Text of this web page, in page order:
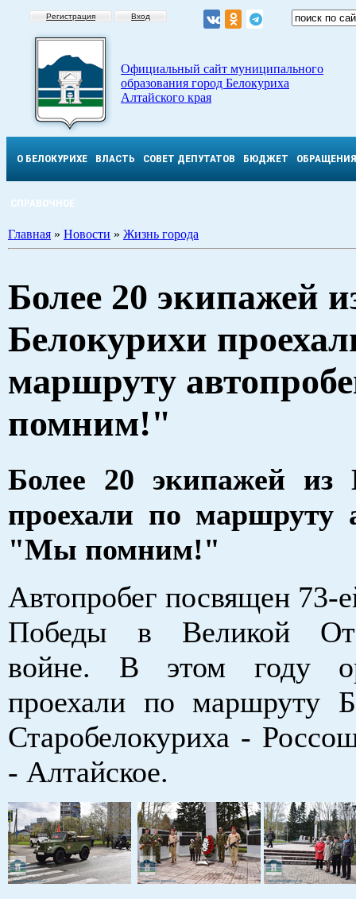
Регистрация Вход
Официальный сайт муниципального
образования город Белокуриха
Алтайского края
О БЕЛОКУРИХЕ ВЛАСТЬ СОВЕТ ДЕПУТАТОВ БЮДЖЕТ ОБРАЩЕНИЯ
СПРАВОЧНОЕ
Главная » Новости » Жизнь города
Более 20 экипажей
Белокурихи
маршруту
помним!"
Более 20 экипажей из
проехали по маршруту
"Мы помним!"
Автопробег посвящен 73-
Победы в Великой
войне. В этом году
проехали по маршруту
Старобелокуриха -
- Алтайское.